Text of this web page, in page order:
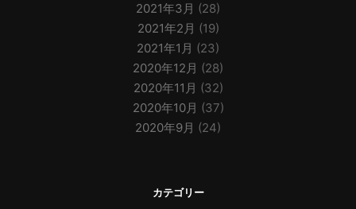
2021年3月 (28)
2021年2月 (19)
2021年1月 (23)
2020年12月 (28)
2020年11月 (32)
2020年10月 (37)
2020年9月 (24)
カテゴリー